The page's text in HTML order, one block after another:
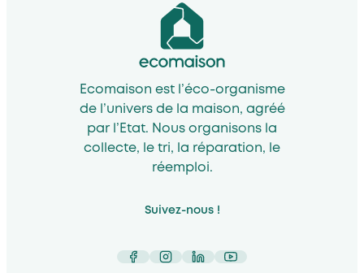
Ecomaison est l’éco-organisme
de l’univers de la maison, agréé
par l’Etat. Nous organisons la
collecte, le tri, la réparation, le
réemploi.
Suivez-nous !
Facebook
Instagram
LinkedIn
YouTube